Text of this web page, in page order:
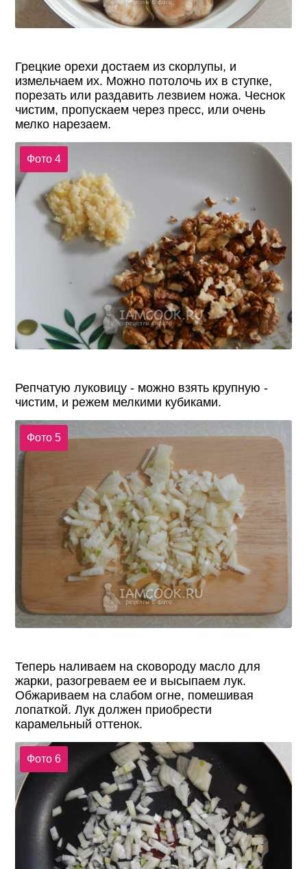
Грецкие орехи достаем из скорлупы, и
измельчаем их. Можно потолочь их в ступке,
порезать или раздавить лезвием ножа. Чеснок
чистим, пропускаем через пресс, или очень
мелко нарезаем.
Фото 4
Репчатую луковицу - можно взять крупную -
чистим, и режем мелкими кубиками.
Фото 5
Теперь наливаем на сковороду масло для
жарки, разогреваем ее и высыпаем лук.
Обжариваем на слабом огне, помешивая
лопаткой. Лук должен приобрести
карамельный оттенок.
Фото 6